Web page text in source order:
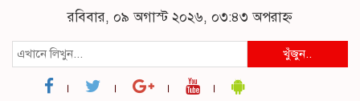
রবিবার, ০৯ অগাস্ট ২০২৬, ০৩:৪৩ অপরাহ্ন
খুঁজুন..